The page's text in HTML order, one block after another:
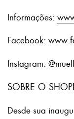
Informações:
Facebook:
Instagram:
SOBRE O
Desde sua